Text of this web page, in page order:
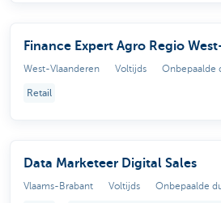
Finance Expert Agro Regio
West-Vlaanderen Voltijds Onbepaalde
Retail
Data Marketeer Digital Sales
Vlaams-Brabant Voltijds Onbepaalde